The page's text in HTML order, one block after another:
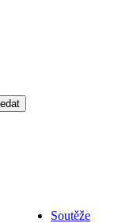
Soutěže